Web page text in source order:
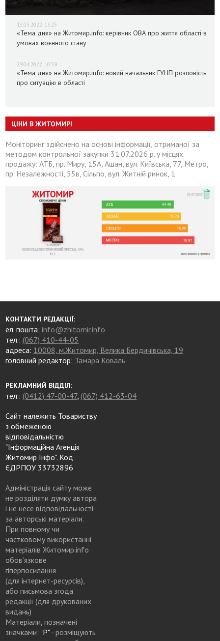
13.05.2022, 13:25
«Тема дня» на Житомир.info: керівник ОВА про життя області в
умовах воєнного стану
29.04.2022, 10:59
«Тема дня» на Житомир.info: новий начальник ГУНП розповість
про ситуацію в області
ЦІНИ В ЖИТОМИРІ
Моніторинг здійснено на основі інформації, отриманої за
методом контрольної закупки 31.07.2026 р. у місцях
продажу: АТБ, пр. Миру, 15А, Ашан, вул. Київська, 77, Метро,
пр. Незалежності, 55в, Сільпо, вул. Житній ринок, 1
КОНТАКТИ РЕДАКЦІЇ:
ел. пошта:info@zhitomir.info
тел.: (067) 410-44-05
адреса: 10008, м.Житомир, Велика Бердичівська, 19
головний редактор: Тамара Коваль
РЕКЛАМНИЙ ВІДДІЛ:
тел.: (0412) 47-00-47, (067) 412-63-04
Сайт належить Товариству
з обмеженою
відповідальністю
"Інформаційна Агенція
Житомир Інфо". Код
ЄДРПОУ 33732896
Адміністрація сайту може
не розділяти думку автора
і не несе відповідальності
за авторські матеріали.
При повному чи
частковому використанні
матеріалів Житомир.info
обов’язкове
гіперпосилання
(для інтернет-ресурсів),
або письмова згода
редакції (для друкованих
видань)
Матеріали, позначені
значками: "Р"- розміщують